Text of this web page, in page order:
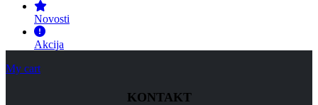
Novosti
Akcija
My cart
KONTAKT